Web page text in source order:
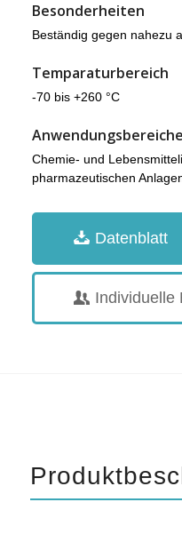
Besonderheiten
Beständig gegen nahezu
Temparaturbereich
-70 bis +260 °C
Anwendungsbereiche
Chemie- und
pharmazeutischen
Datenblatt
Individuelle